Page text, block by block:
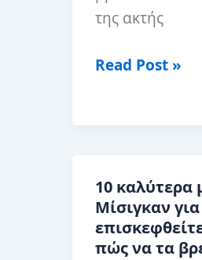
της ακτής
Οδηγός
Mujeres,
Μεξικό
Read Post »
10 καλύτερα
Μίσιγκαν
πώς να τα